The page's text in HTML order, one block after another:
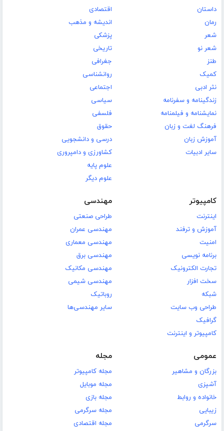
داستان
رمان
شعر
شعر نو
طنز
کمیک
نثر ادبی
زندگینامه و سفرنامه
نمایشنامه و فیلمنامه
فرهنگ لغت و زبان
آموزش زبان
سایر ادبیات
اقتصادی
اندیشه و مذهب
پزشکی
تاریخی
جغرافی
روانشناسی
اجتماعی
سیاسی
فلسفی
حقوق
درسی و دانشجویی
کشاورزی و دامپروری
علوم پایه
علوم دیگر
کامپیوتر
اینترنت
آموزش و ترفند
امنیت
برنامه نویسی
تجارت الکترونیک
سخت افزار
شبکه
طراحی وب سایت
گرافیک
کامپیوتر و اینترنت
مهندسی
طراحی صنعتی
مهندسی عمران
مهندسی معماری
مهندسی برق
مهندسی مکانیک
مهندسی شیمی
روباتیک
سایر مهندسی‌ها
عمومی
بزرگان و مشاهیر
آشپزی
خانواده و روابط
زیبایی
سرگرمی
مجله
مجله کامپیوتر
مجله موبایل
مجله بازی
مجله سرگرمی
مجله اقتصادی